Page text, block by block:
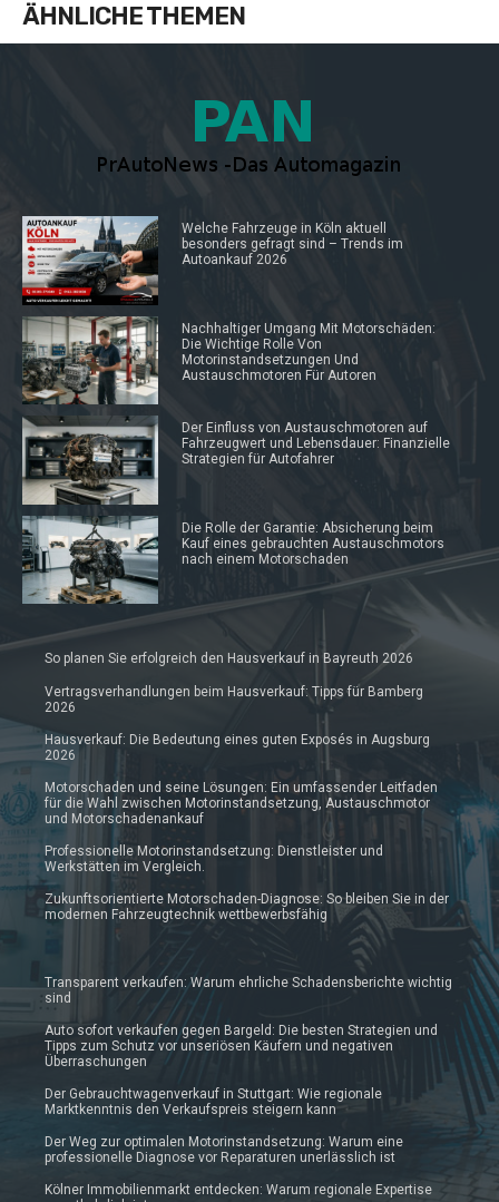
ÄHNLICHE THEMEN
Welche Fahrzeuge in Köln aktuell
besonders gefragt sind – Trends im
Autoankauf 2026
Nachhaltiger Umgang Mit Motorschäden:
Die Wichtige Rolle Von
Motorinstandsetzungen Und
Austauschmotoren Für Autoren
Der Einfluss von Austauschmotoren auf
Fahrzeugwert und Lebensdauer: Finanzielle
Strategien für Autofahrer
Die Rolle der Garantie: Absicherung beim
Kauf eines gebrauchten Austauschmotors
nach einem Motorschaden
So planen Sie erfolgreich den Hausverkauf in Bayreuth 2026
Vertragsverhandlungen beim Hausverkauf: Tipps für Bamberg
2026
Hausverkauf: Die Bedeutung eines guten Exposés in Augsburg
2026
Motorschaden und seine Lösungen: Ein umfassender Leitfaden
für die Wahl zwischen Motorinstandsetzung, Austauschmotor
und Motorschadenankauf
Professionelle Motorinstandsetzung: Dienstleister und
Werkstätten im Vergleich.
Zukunftsorientierte Motorschaden-Diagnose: So bleiben Sie in der
modernen Fahrzeugtechnik wettbewerbsfähig
Transparent verkaufen: Warum ehrliche Schadensberichte wichtig
sind
Auto sofort verkaufen gegen Bargeld: Die besten Strategien und
Tipps zum Schutz vor unseriösen Käufern und negativen
Überraschungen
Der Gebrauchtwagenverkauf in Stuttgart: Wie regionale
Marktkenntnis den Verkaufspreis steigern kann
Der Weg zur optimalen Motorinstandsetzung: Warum eine
professionelle Diagnose vor Reparaturen unerlässlich ist
Kölner Immobilienmarkt entdecken: Warum regionale Expertise